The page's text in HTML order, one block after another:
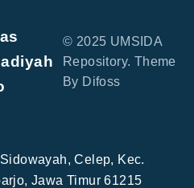
© 2025 UMSIDA
Repository. Theme
By Difoss
Celep, Kec.
Jawa Timur 61215